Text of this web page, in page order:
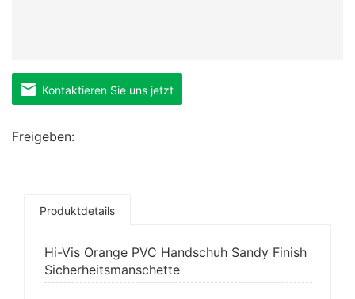
Kontaktieren Sie uns jetzt
Freigeben:
Produktdetails
Hi-Vis Orange PVC Handschuh Sandy Finish
Sicherheitsmanschette